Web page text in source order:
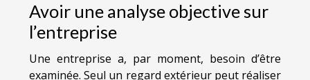
Avoir une analyse objective sur
l’entreprise
Une entreprise a, par moment, besoin d’être
examinée. Seul un regard extérieur peut réaliser